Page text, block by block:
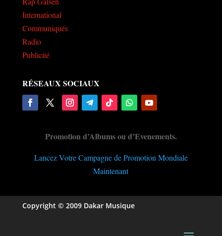
International
Communiqués
Radio
Publicité
RÉSEAUX SOCIAUX
Promotion d’Albums ou d’Evenements.
Lancez Votre Campagne de Promotion Mondiale
Maintenant
Copyright © 2009 Dakar Musique